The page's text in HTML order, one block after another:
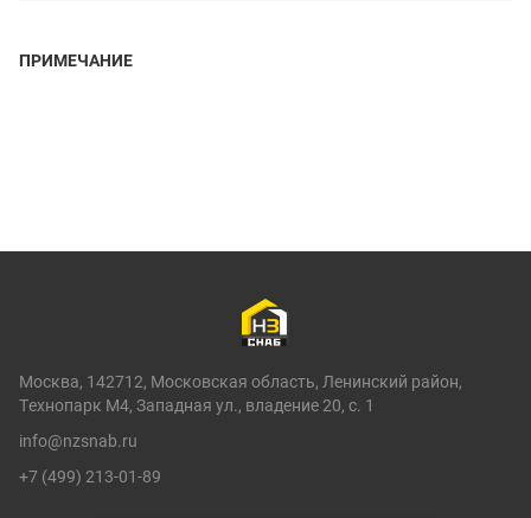
ПРИМЕЧАНИЕ
Москва, 142712, Московская область, Ленинский район,
Технопарк М4, Западная ул., владение 20, с. 1
info@nzsnab.ru
+7 (499) 213-01-89